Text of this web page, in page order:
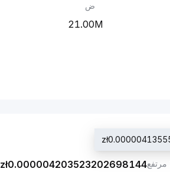
ض
21.00M
zł0.000004203523202698144